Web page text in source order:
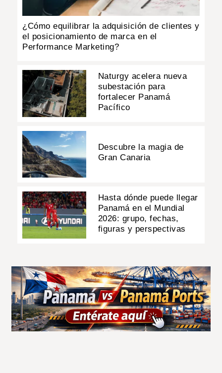
¿Cómo equilibrar la adquisición de clientes y
el posicionamiento de marca en el
Performance Marketing?
Naturgy acelera nueva
subestación para
fortalecer Panamá
Pacífico
Descubre la magia de
Gran Canaria
Hasta dónde puede llegar
Panamá en el Mundial
2026: grupo, fechas,
figuras y perspectivas